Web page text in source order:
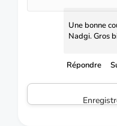
Une bonne
Nadgi. Gros
Répondre